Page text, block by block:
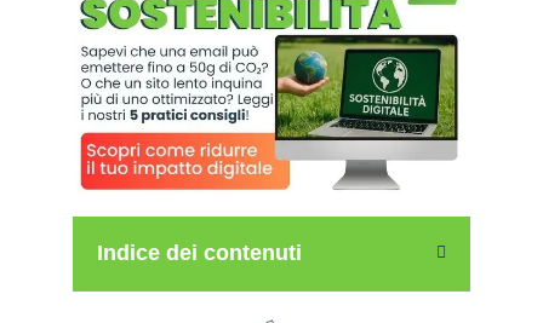
Indice dei contenuti